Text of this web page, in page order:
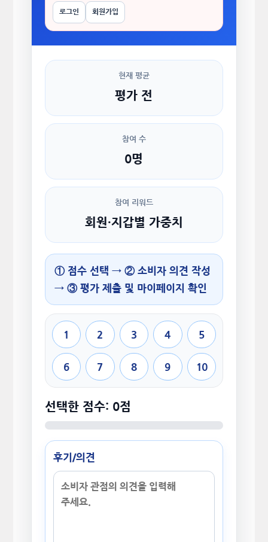
로그인 회원가입
현재 평균
평가 전
참여 수
0명
참여 리워드
회원·지갑별 가중치
① 점수 선택 → ② 소비자 의견 작성
→ ③ 평가 제출 및 마이페이지 확인
1 2 3 4 5
6 7 8 9 10
선택한 점수: 0점
후기/의견